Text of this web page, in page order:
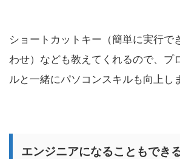
ショートカットキー（簡単に実行で
わせ）なども教えてくれるので、プ
ルと一緒にパソコンスキルも向上し
エンジニアになることもでき